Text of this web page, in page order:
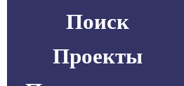
Поиск
Проекты